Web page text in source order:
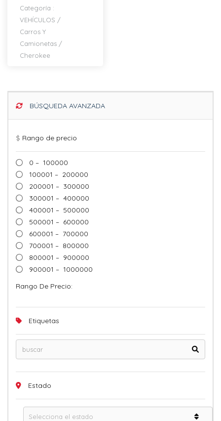
Categoría :
VEHÍCULOS /
Carros Y
Camionetas /
Cherokee
BÚSQUEDA AVANZADA
$ Rango de precio
0 – 100000
100001 – 200000
200001 – 300000
300001 – 400000
400001 – 500000
500001 – 600000
600001 – 700000
700001 – 800000
800001 – 900000
900001 – 1000000
Rango De Precio:
Etiquetas
Estado